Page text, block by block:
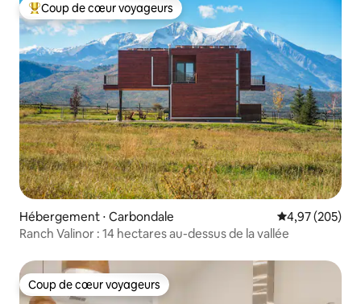
Coups de cœur voyageurs les plus appréciés
Coup de cœur voyageurs
Hébergement ⋅ Carbondale Évaluation
4,97 (205)
Ranch Valinor : 14 hectares au-dessus de la vallée
Coup de cœur voyageurs
Coup de cœur voyageurs